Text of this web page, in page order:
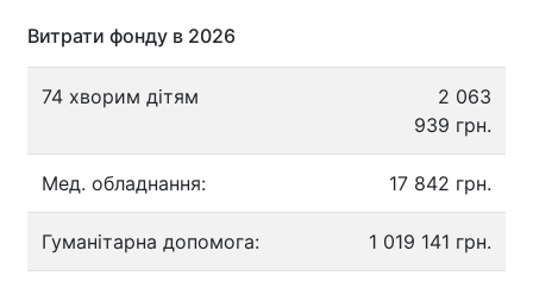
Витрати фонду в 2026
74 хворим дітям
2 063
939 грн.
Мед. обладнання: 17 842 грн.
Гуманітарна допомога: 1 019 141 грн.